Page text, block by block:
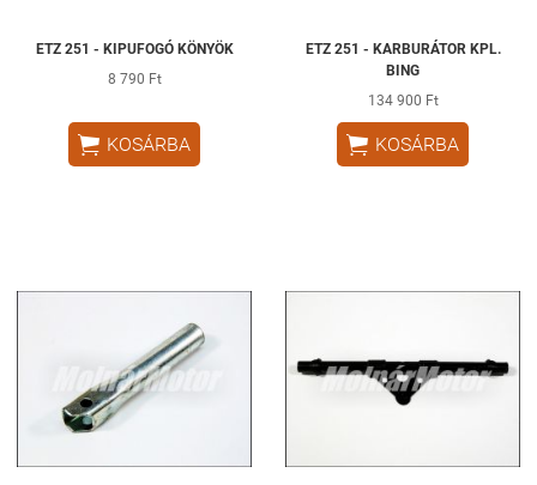
ETZ 251 - KIPUFOGÓ KÖNYÖK
8 790 Ft
 KOSÁRBA
ETZ 251 - KARBURÁTOR KPL.
BING
134 900 Ft
 KOSÁRBA